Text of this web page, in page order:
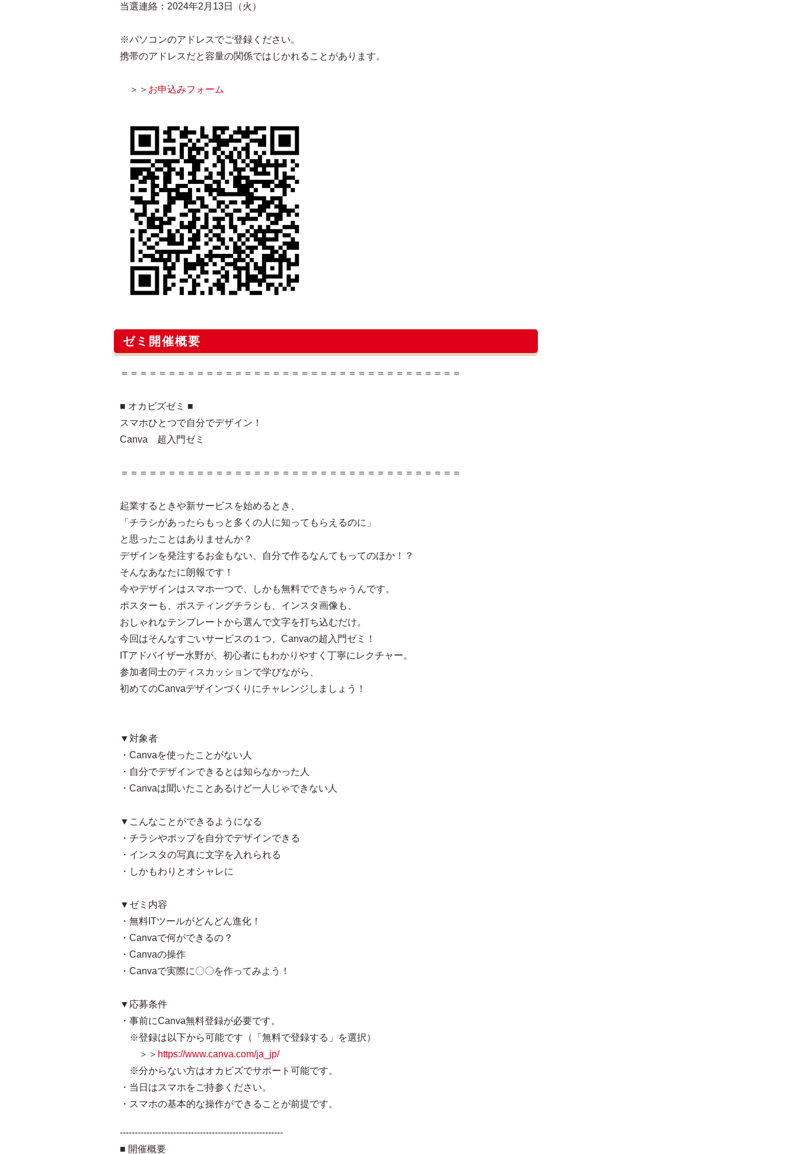
当選連絡：2024年2月13日（火）
※パソコンのアドレスでご登録ください。
携帯のアドレスだと容量の関係ではじかれることがあります。
＞＞ お申込みフォーム
ゼミ開催概要
＝＝＝＝＝＝＝＝＝＝＝＝＝＝＝＝＝＝＝＝＝＝＝＝＝＝＝＝＝＝＝＝＝＝＝＝
■ オカビズゼミ ■
スマホひとつで自分でデザイン！
Canva 超入門ゼミ
＝＝＝＝＝＝＝＝＝＝＝＝＝＝＝＝＝＝＝＝＝＝＝＝＝＝＝＝＝＝＝＝＝＝＝＝
起業するときや新サービスを始めるとき、
「チラシがあったらもっと多くの人に知ってもらえるのに」
と思ったことはありませんか？
デザインを発注するお金もない、自分で作るなんてもってのほか！？
そんなあなたに朗報です！
今やデザインはスマホ一つで、しかも無料でできちゃうんです。
ポスターも、ポスティングチラシも、インスタ画像も、
おしゃれなテンプレートから選んで文字を打ち込むだけ。
今回はそんなすごいサービスの１つ、Canvaの超入門ゼミ！
ITアドバイザー水野が、初心者にもわかりやすく丁寧にレクチャー。
参加者同士のディスカッションで学びながら、
初めてのCanvaデザインづくりにチャレンジしましょう！
▼対象者
・Canvaを使ったことがない人
・自分でデザインできるとは知らなかった人
・Canvaは聞いたことあるけど一人じゃできない人
▼こんなことができるようになる
・チラシやポップを自分でデザインできる
・インスタの写真に文字を入れられる
・しかもわりとオシャレに
▼ゼミ内容
・無料ITツールがどんどん進化！
・Canvaで何ができるの？
・Canvaの操作
・Canvaで実際に〇〇を作ってみよう！
▼応募条件
・事前にCanva無料登録が必要です。
※登録は以下から可能です（「無料で登録する」を選択）
＞＞ https://www.canva.com/ja_jp/
※分からない方はオカビズでサポート可能です。
・当日はスマホをご持参ください。
・スマホの基本的な操作ができることが前提です。
-------------------------------------------------------
■ 開催概要